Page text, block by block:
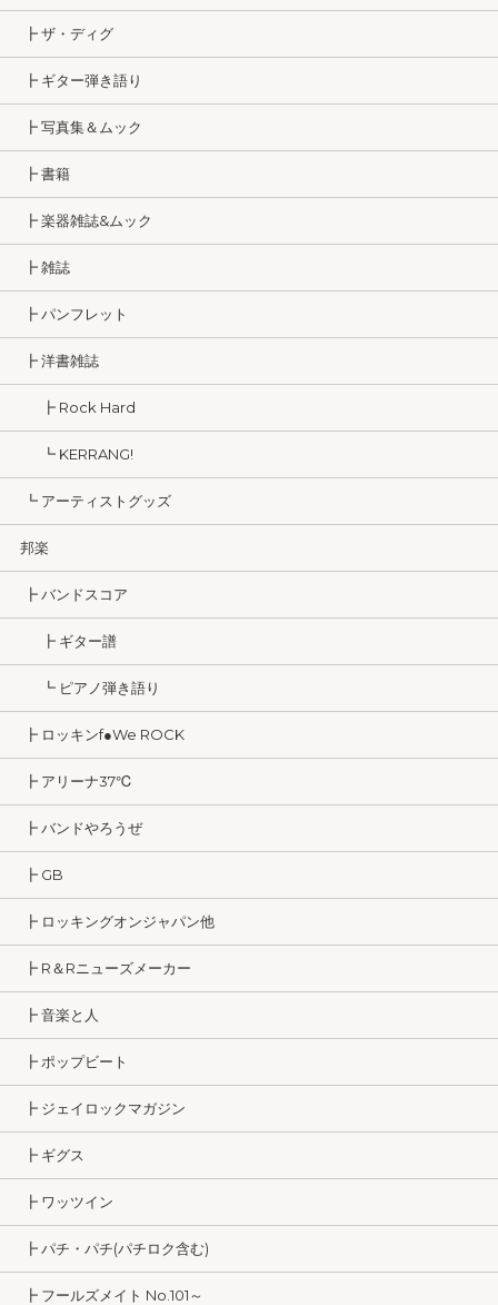
┣ ザ・ディグ
┣ ギター弾き語り
┣ 写真集＆ムック
┣ 書籍
┣ 楽器雑誌&ムック
┣ 雑誌
┣ パンフレット
┣ 洋書雑誌
┣ Rock Hard
┗ KERRANG!
┗ アーティストグッズ
邦楽
┣ バンドスコア
┣ ギター譜
┗ ピアノ弾き語り
┣ ロッキンf●We ROCK
┣ アリーナ37℃
┣ バンドやろうぜ
┣ GB
┣ ロッキングオンジャパン他
┣ R＆Rニューズメーカー
┣ 音楽と人
┣ ポップビート
┣ ジェイロックマガジン
┣ ギグス
┣ ワッツイン
┣ パチ・パチ(パチロク含む)
┣ フールズメイト No.101～